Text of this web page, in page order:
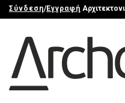
Σύνδεση/Εγγραφή